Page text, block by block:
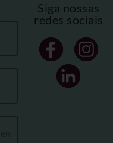
Siga nossas
redes sociais